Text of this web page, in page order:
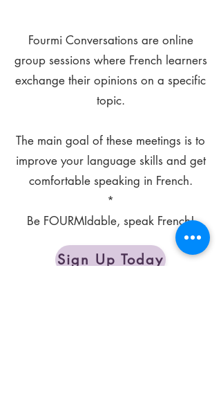
Fourmi Conversations are online
group sessions where French learners
exchange their opinions on a specific
topic.
The main goal of these meetings is to
improve your language skills and get
comfortable speaking in French.
*
Be FOURMIdable, speak French!
Sign Up Today